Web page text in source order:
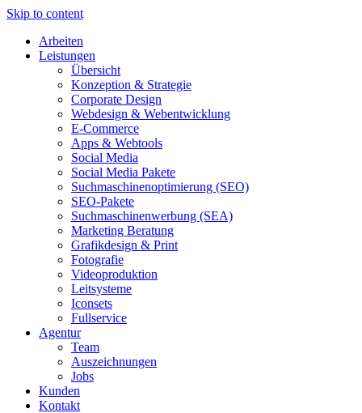
Skip to content
Arbeiten
Leistungen
Übersicht
Konzeption & Strategie
Corporate Design
Webdesign & Webentwicklung
E-Commerce
Apps & Webtools
Social Media
Social Media Pakete
Suchmaschinenoptimierung (SEO)
SEO-Pakete
Suchmaschinenwerbung (SEA)
Marketing Beratung
Grafikdesign & Print
Fotografie
Videoproduktion
Leitsysteme
Iconsets
Fullservice
Agentur
Team
Auszeichnungen
Jobs
Kunden
Kontakt